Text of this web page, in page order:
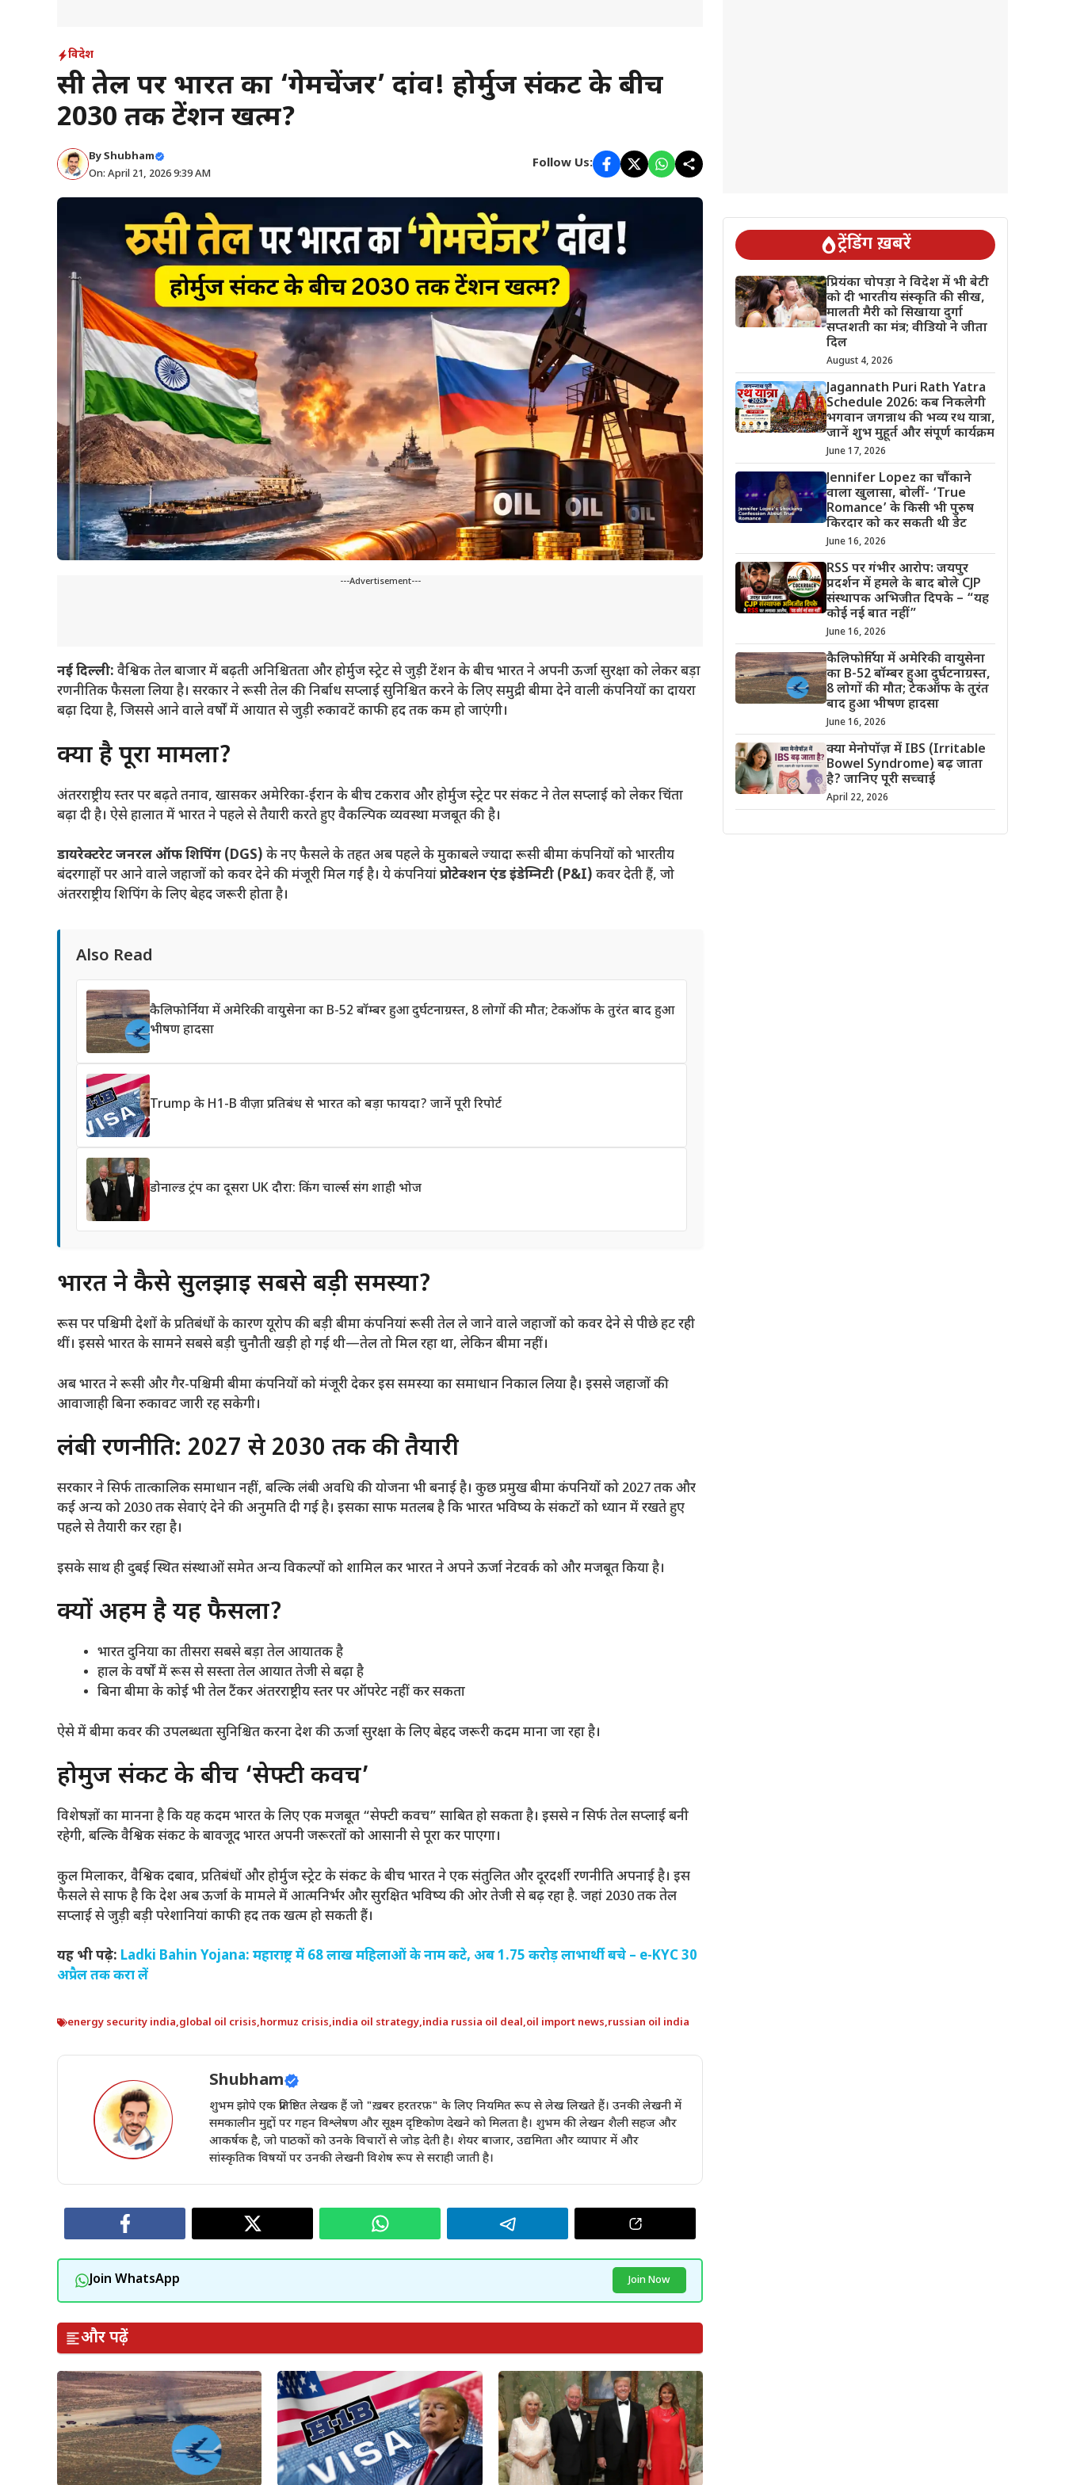
विदेश
रूसी तेल पर भारत का ‘गेमचेंजर’ दांव! होर्मुज संकट के बीच
2030 तक टेंशन खत्म?
ByShubham
On: April 21, 2026 9:39 AM
Follow Us:
---Advertisement---
नई दिल्ली: वैश्विक तेल बाजार में बढ़ती अनिश्चितता और होर्मुज स्ट्रेट से जुड़ी टेंशन के बीच भारत ने अपनी ऊर्जा सुरक्षा को लेकर बड़ा
रणनीतिक फैसला लिया है। सरकार ने रूसी तेल की निर्बाध सप्लाई सुनिश्चित करने के लिए समुद्री बीमा देने वाली कंपनियों का दायरा
बढ़ा दिया है, जिससे आने वाले वर्षों में आयात से जुड़ी रुकावटें काफी हद तक कम हो जाएंगी।
क्या है पूरा मामला?
अंतरराष्ट्रीय स्तर पर बढ़ते तनाव, खासकर अमेरिका-ईरान के बीच टकराव और होर्मुज स्ट्रेट पर संकट ने तेल सप्लाई को लेकर चिंता
बढ़ा दी है। ऐसे हालात में भारत ने पहले से तैयारी करते हुए वैकल्पिक व्यवस्था मजबूत की है।
डायरेक्टरेट जनरल ऑफ शिपिंग (DGS) के नए फैसले के तहत अब पहले के मुकाबले ज्यादा रूसी बीमा कंपनियों को भारतीय
बंदरगाहों पर आने वाले जहाजों को कवर देने की मंजूरी मिल गई है। ये कंपनियांप्रोटेक्शन एंड इंडेम्निटी (P&I) कवर देती हैं, जो
अंतरराष्ट्रीय शिपिंग के लिए बेहद जरूरी होता है।
Also Read
कैलिफोर्निया में अमेरिकी वायुसेना का B-52 बॉम्बर हुआ दुर्घटनाग्रस्त, 8 लोगों की मौत; टेकऑफ के तुरंत बाद हुआ
भीषण हादसा
Trump के H1-B वीज़ा प्रतिबंध से भारत को बड़ा फायदा? जानें पूरी रिपोर्ट
डोनाल्ड ट्रंप का दूसरा UK दौरा: किंग चार्ल्स संग शाही भोज
भारत ने कैसे सुलझाई सबसे बड़ी समस्या?
रूस पर पश्चिमी देशों के प्रतिबंधों के कारण यूरोप की बड़ी बीमा कंपनियां रूसी तेल ले जाने वाले जहाजों को कवर देने से पीछे हट रही
थीं। इससे भारत के सामने सबसे बड़ी चुनौती खड़ी हो गई थी—तेल तो मिल रहा था, लेकिन बीमा नहीं।
अब भारत ने रूसी और गैर-पश्चिमी बीमा कंपनियों को मंजूरी देकर इस समस्या का समाधान निकाल लिया है। इससे जहाजों की
आवाजाही बिना रुकावट जारी रह सकेगी।
लंबी रणनीति: 2027 से 2030 तक की तैयारी
सरकार ने सिर्फ तात्कालिक समाधान नहीं, बल्कि लंबी अवधि की योजना भी बनाई है। कुछ प्रमुख बीमा कंपनियों को 2027 तक और
कई अन्य को 2030 तक सेवाएं देने की अनुमति दी गई है। इसका साफ मतलब है कि भारत भविष्य के संकटों को ध्यान में रखते हुए
पहले से तैयारी कर रहा है।
इसके साथ ही दुबई स्थित संस्थाओं समेत अन्य विकल्पों को शामिल कर भारत ने अपने ऊर्जा नेटवर्क को और मजबूत किया है।
क्यों अहम है यह फैसला?
भारत दुनिया का तीसरा सबसे बड़ा तेल आयातक है
हाल के वर्षों में रूस से सस्ता तेल आयात तेजी से बढ़ा है
बिना बीमा के कोई भी तेल टैंकर अंतरराष्ट्रीय स्तर पर ऑपरेट नहीं कर सकता
ऐसे में बीमा कवर की उपलब्धता सुनिश्चित करना देश की ऊर्जा सुरक्षा के लिए बेहद जरूरी कदम माना जा रहा है।
होर्मुज संकट के बीच ‘सेफ्टी कवच’
विशेषज्ञों का मानना है कि यह कदम भारत के लिए एक मजबूत “सेफ्टी कवच” साबित हो सकता है। इससे न सिर्फ तेल सप्लाई बनी
रहेगी, बल्कि वैश्विक संकट के बावजूद भारत अपनी जरूरतों को आसानी से पूरा कर पाएगा।
कुल मिलाकर, वैश्विक दबाव, प्रतिबंधों और होर्मुज स्ट्रेट के संकट के बीच भारत ने एक संतुलित और दूरदर्शी रणनीति अपनाई है। इस
फैसले से साफ है कि देश अब ऊर्जा के मामले में आत्मनिर्भर और सुरक्षित भविष्य की ओर तेजी से बढ़ रहा है. जहां 2030 तक तेल
सप्लाई से जुड़ी बड़ी परेशानियां काफी हद तक खत्म हो सकती हैं।
यह भी पढ़े: Ladki Bahin Yojana: महाराष्ट्र में 68 लाख महिलाओं के नाम कटे, अब 1.75 करोड़ लाभार्थी बचे – e-KYC 30
अप्रैल तक करा लें
energy security india,global oil crisis,hormuz crisis,india oil strategy,india russia oil deal,oil import news,russian oil india
Shubham
शुभम झोपे एक प्रतिष्ठित लेखक हैं जो "ख़बर हरतरफ़" के लिए नियमित रूप से लेख लिखते हैं। उनकी लेखनी में
समकालीन मुद्दों पर गहन विश्लेषण और सूक्ष्म दृष्टिकोण देखने को मिलता है। शुभम की लेखन शैली सहज और
आकर्षक है, जो पाठकों को उनके विचारों से जोड़ देती है। शेयर बाजार, उद्यमिता और व्यापार में और
सांस्कृतिक विषयों पर उनकी लेखनी विशेष रूप से सराही जाती है।
Join WhatsApp Join Now
और पढ़ें
ट्रेंडिंग ख़बरें
प्रियंका चोपड़ा ने विदेश में भी बेटी
को दी भारतीय संस्कृति की सीख,
मालती मैरी को सिखाया दुर्गा
सप्तशती का मंत्र; वीडियो ने जीता
दिल
August 4, 2026
Jagannath Puri Rath Yatra
Schedule 2026: कब निकलेगी
भगवान जगन्नाथ की भव्य रथ यात्रा,
जानें शुभ मुहूर्त और संपूर्ण कार्यक्रम
June 17, 2026
Jennifer Lopez का चौंकाने
वाला खुलासा, बोलीं- ‘True
Romance’ के किसी भी पुरुष
किरदार को कर सकती थी डेट
June 16, 2026
RSS पर गंभीर आरोप: जयपुर
प्रदर्शन में हमले के बाद बोले CJP
संस्थापक अभिजीत दिपके – “यह
कोई नई बात नहीं”
June 16, 2026
कैलिफोर्निया में अमेरिकी वायुसेना
का B-52 बॉम्बर हुआ दुर्घटनाग्रस्त,
8 लोगों की मौत; टेकऑफ के तुरंत
बाद हुआ भीषण हादसा
June 16, 2026
क्या मेनोपॉज़ में IBS (Irritable
Bowel Syndrome) बढ़ जाता
है? जानिए पूरी सच्चाई
April 22, 2026